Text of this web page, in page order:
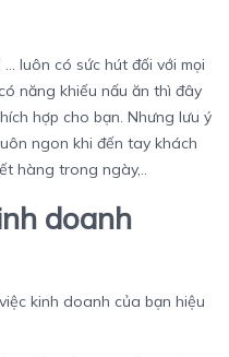
luôn có sức hút đối với mọi
năng khiếu nấu ăn thì đây
hợp cho bạn. Nhưng lưu ý
ngon khi đến tay khách
hàng trong ngày,..
doanh
kinh doanh của bạn hiệu